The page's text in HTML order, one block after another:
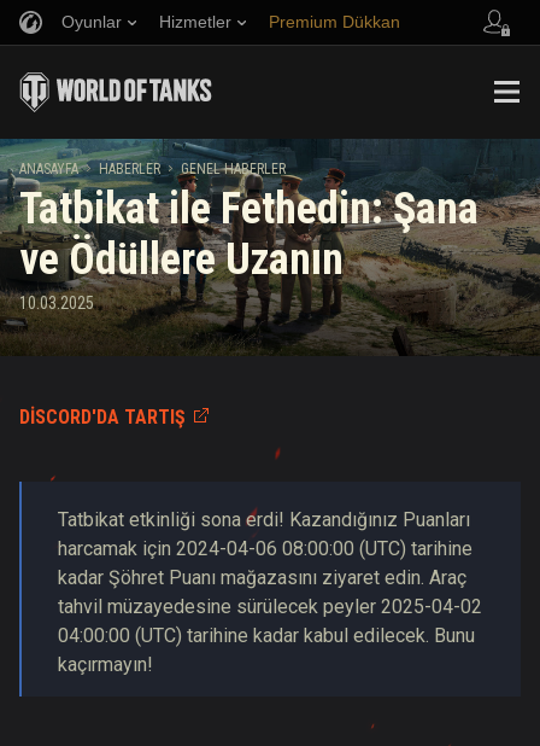
Oyunlar Hizmetler Premium Dükkan
Müzik
Adil Oyun Politikası
Wargaming.net Game Center
Twitch Ganimetleri Rehberi
Arkadaş Öner
Discord
Mod Merkezi
Medya
ANASAYFA HABERLER GENEL HABERLER
Tatbikat ile Fethedin: Şana
ve Ödüllere Uzanın
10.03.2025
DISCORD'DA TARTIŞ
Tatbikat etkinliği sona erdi! Kazandığınız Puanları
harcamak için 2024-04-06 08:00:00 (UTC) tarihine
kadar Şöhret Puanı mağazasını ziyaret edin. Araç
tahvil müzayedesine sürülecek peyler 2025-04-02
04:00:00 (UTC) tarihine kadar kabul edilecek. Bunu
kaçırmayın!